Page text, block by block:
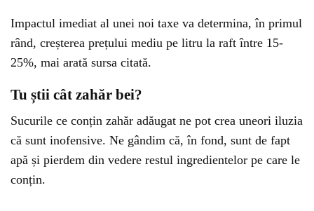
Impactul imediat al unei noi taxe va determina, în primul
rând, creșterea prețului mediu pe litru la raft între 15-
25%, mai arată sursa citată.
Tu știi cât zahăr bei?
Sucurile ce conțin zahăr adăugat ne pot crea uneori iluzia
că sunt inofensive. Ne gândim că, în fond, sunt de fapt
apă și pierdem din vedere restul ingredientelor pe care le
conțin.